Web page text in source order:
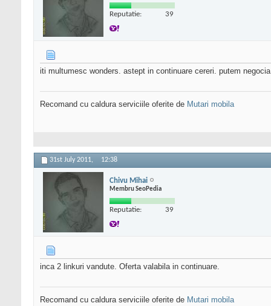
Reputatie: 39
iti multumesc wonders. astept in continuare cereri. putem
Recomand cu caldura serviciile oferite de Mutari mobila
31st July 2011, 12:38
Chivu Mihai
Membru SeoPedia
Reputatie: 39
inca 2 linkuri vandute. Oferta valabila in continuare.
Recomand cu caldura serviciile oferite de Mutari mobila